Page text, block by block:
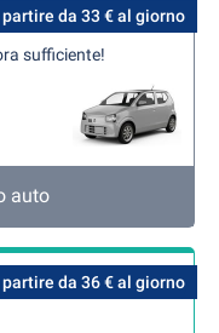
partire da 33 € al giorno
sufficiente!
auto
partire da 36 € al giorno